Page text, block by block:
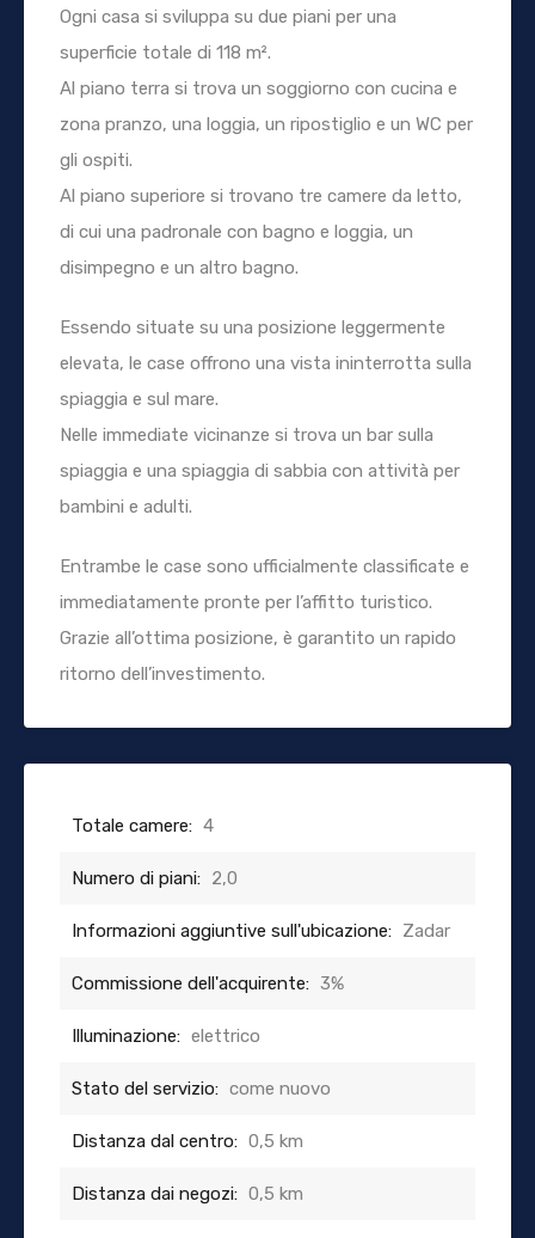
Ogni casa si sviluppa su due piani per una
superficie totale di 118 m².
Al piano terra si trova un soggiorno con cucina e
zona pranzo, una loggia, un ripostiglio e un WC per
gli ospiti.
Al piano superiore si trovano tre camere da letto,
di cui una padronale con bagno e loggia, un
disimpegno e un altro bagno.
Essendo situate su una posizione leggermente
elevata, le case offrono una vista ininterrotta sulla
spiaggia e sul mare.
Nelle immediate vicinanze si trova un bar sulla
spiaggia e una spiaggia di sabbia con attività per
bambini e adulti.
Entrambe le case sono ufficialmente classificate e
immediatamente pronte per l’affitto turistico.
Grazie all’ottima posizione, è garantito un rapido
ritorno dell’investimento.
Totale camere: 4
Numero di piani: 2,0
Informazioni aggiuntive sull'ubicazione: Zadar
Commissione dell'acquirente: 3%
Illuminazione: elettrico
Stato del servizio: come nuovo
Distanza dal centro: 0,5 km
Distanza dai negozi: 0,5 km